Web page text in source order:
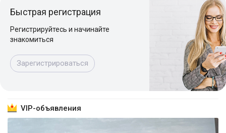
Быстрая регистрация
Регистрируйтесь и начинайте
знакомиться
Зарегистрироваться
VIP-объявления